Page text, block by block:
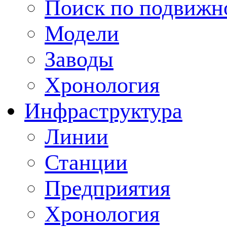
Поиск по
Модели
Заводы
Хронология
Инфраструктура
Линии
Станции
Предприятия
Хронология